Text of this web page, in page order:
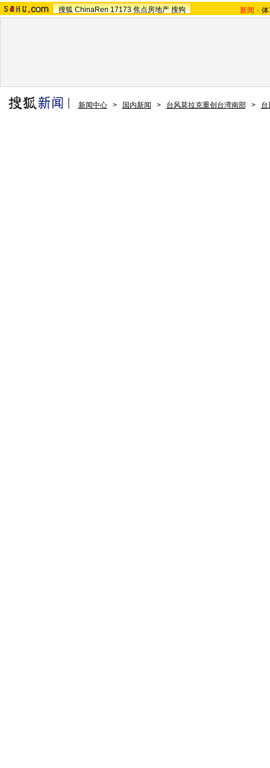
搜狐 ChinaRen 17173 焦点房地产 搜狗 新闻 -
新闻中心 > 国内新闻 > 台风莫拉克重创台湾南部 > 台